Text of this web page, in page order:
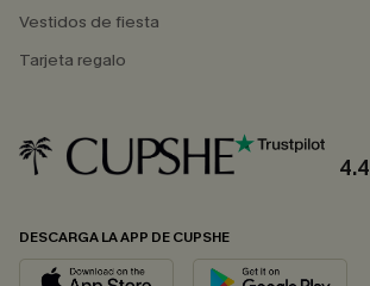
Vestidos de fiesta
Tarjeta regalo
4.4
DESCARGA LA APP DE CUPSHE